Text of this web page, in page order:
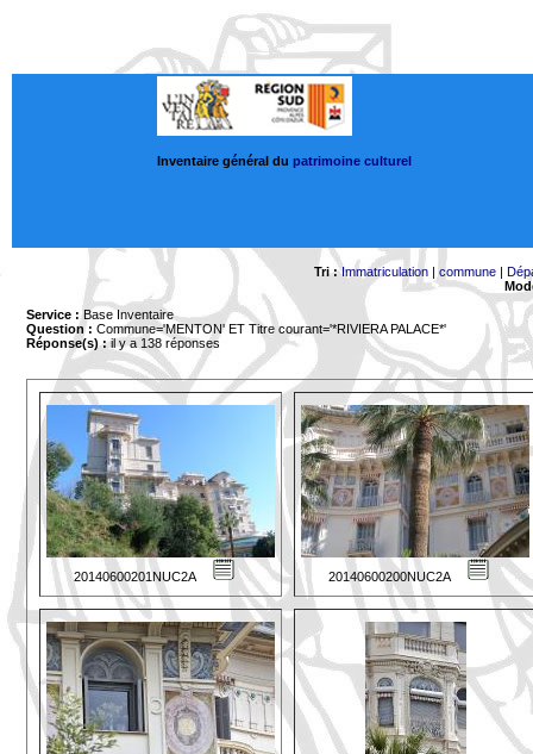
Inventaire général du patrimoine culturel
Tri : Immatriculation |commune |
Service : Base Inventaire
Question : Commune='MENTON' ET Titre courant='*RIVIERA PALACE*'
Réponse(s) :il y a 138 réponses
20140600201NUC2A 20140600200NUC2A